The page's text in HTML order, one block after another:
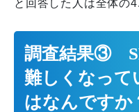
と回答した人は全体の
調査結果③
難しくなって
はなんですか